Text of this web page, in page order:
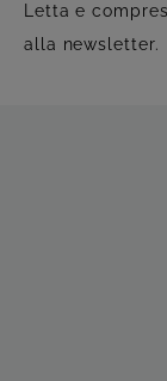
Letta e
alla newsletter.